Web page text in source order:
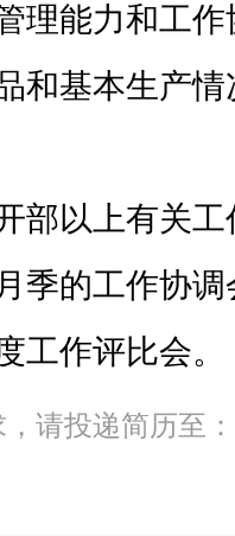
理能力和工
和基本生产情
部以上有关
季的工作协调
工作评比会。
请投递简历至：